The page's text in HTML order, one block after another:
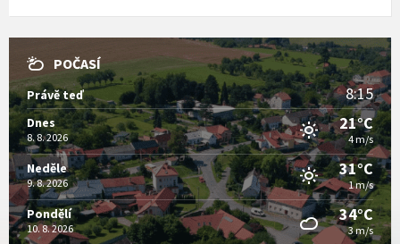
POČASÍ
Právě teď 8:15
Dnes
8. 8. 2026
21°C
4 m/s
Neděle
9. 8. 2026
31°C
1 m/s
Pondělí
10. 8. 2026
34°C
3 m/s